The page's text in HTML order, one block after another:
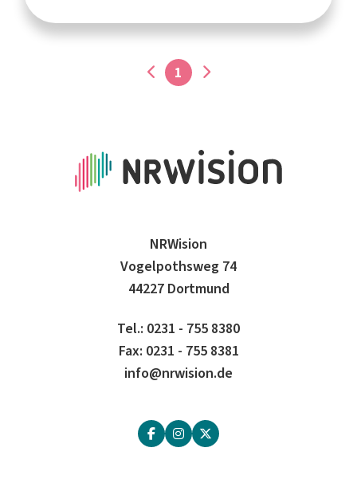
1
NRWision
Vogelpothsweg 74
44227 Dortmund
Tel.: 0231 - 755 8380
Fax: 0231 - 755 8381
info@nrwision.de